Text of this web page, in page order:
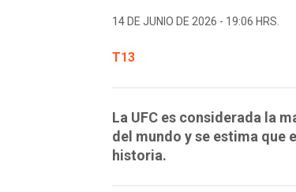
14 DE JUNIO DE 2026 - 19:06 HRS.
T13
La UFC es considerada la
del mundo y se estima que
historia.